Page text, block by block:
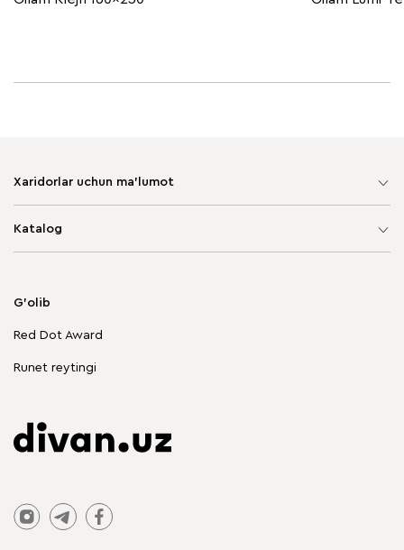
Xaridorlar uchun ma'lumot
Katalog
G'olib
Red Dot Award
Runet reytingi